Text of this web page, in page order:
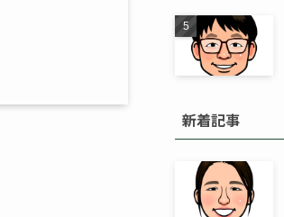
新着記事